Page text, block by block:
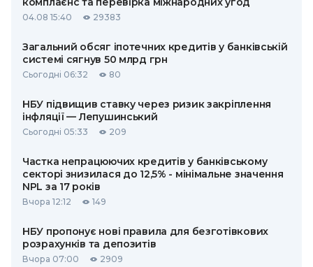
04.08 15:40 29383
Загальний обсяг іпотечних кредитів у банківській
системі сягнув 50 млрд грн
Сьогодні 06:32 80
НБУ підвищив ставку через ризик закріплення
інфляції — Лепушинський
Сьогодні 05:33 209
Частка непрацюючих кредитів у банківському
секторі знизилася до 12,5% - мінімальне значення
NPL за 17 років
Вчора 12:12 149
НБУ пропонує нові правила для безготівкових
розрахунків та депозитів
Вчора 07:00 2909